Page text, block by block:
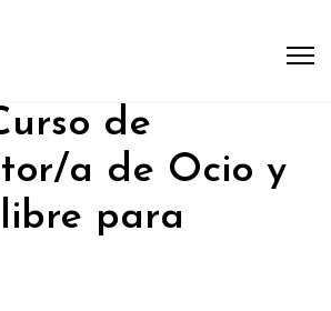
de
a de Ocio y
para